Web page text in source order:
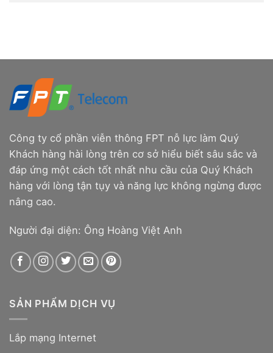
Công ty cổ phần viễn thông FPT nỗ lực làm Quý
Khách hàng hài lòng trên cơ sở hiểu biết sâu sắc và
đáp ứng một cách tốt nhất nhu cầu của Quý Khách
hàng với lòng tận tụy và năng lực không ngừng được
nâng cao.
Người đại diện: Ông Hoàng Việt Anh
SẢN PHẨM DỊCH VỤ
Lắp mạng Internet